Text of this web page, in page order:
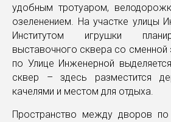
удобным тротуаром,
озеленением. На участке улицы
Институтом игрушки
выставочного сквера со сменной
по Улице Инженерной
сквер – здесь разместится
качелями и местом для отдыха.
Пространство между дворов по